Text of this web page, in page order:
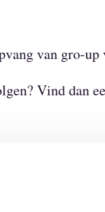
van gro-
Vind dan